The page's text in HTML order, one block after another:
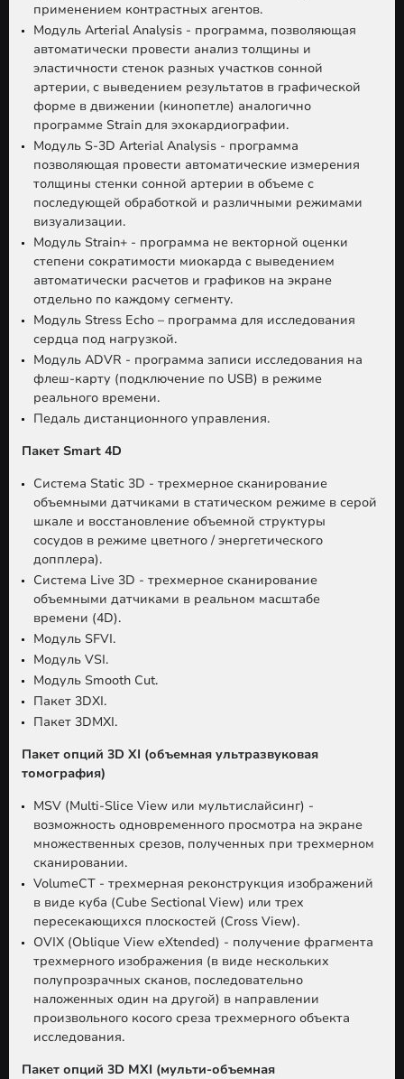
применением контрастных агентов.
Модуль Arterial Analysis - программа, позволяющая
автоматически провести анализ толщины и
эластичности стенок разных участков сонной
артерии, с выведением результатов в графической
форме в движении (кинопетле) аналогично
программе Strain для эхокардиографии.
Модуль S-3D Arterial Analysis - программа
позволяющая провести автоматические измерения
толщины стенки сонной артерии в объеме с
последующей обработкой и различными режимами
визуализации.
Модуль Strain+ - программа не векторной оценки
степени сократимости миокарда с выведением
автоматически расчетов и графиков на экране
отдельно по каждому сегменту.
Модуль Stress Echo – программа для исследования
сердца под нагрузкой.
Модуль ADVR - программа записи исследования на
флеш-карту (подключение по USB) в режиме
реального времени.
Педаль дистанционного управления.
Пакет Smart 4D
Система Static 3D - трехмерное сканирование
объемными датчиками в статическом режиме в серой
шкале и восстановление объемной структуры
сосудов в режиме цветного / энергетического
допплера).
Система Live 3D - трехмерное сканирование
объемными датчиками в реальном масштабе
времени (4D).
Модуль SFVI.
Модуль VSI.
Модуль Smooth Cut.
Пакет 3DXI.
Пакет 3DMXI.
Пакет опций 3D XI (объемная ультразвуковая
томография)
MSV (Multi-Slice View или мультислайсинг) -
возможность одновременного просмотра на экране
множественных срезов, полученных при трехмерном
сканировании.
VolumeCT - трехмерная реконструкция изображений
в виде куба (Cube Sectional View) или трех
пересекающихся плоскостей (Cross View).
OVIX (Oblique View eXtended) - получение фрагмента
трехмерного изображения (в виде нескольких
полупрозрачных сканов, последовательно
наложенных один на другой) в направлении
произвольного косого среза трехмерного объекта
исследования.
Пакет опций 3D MXI (мульти-объемная